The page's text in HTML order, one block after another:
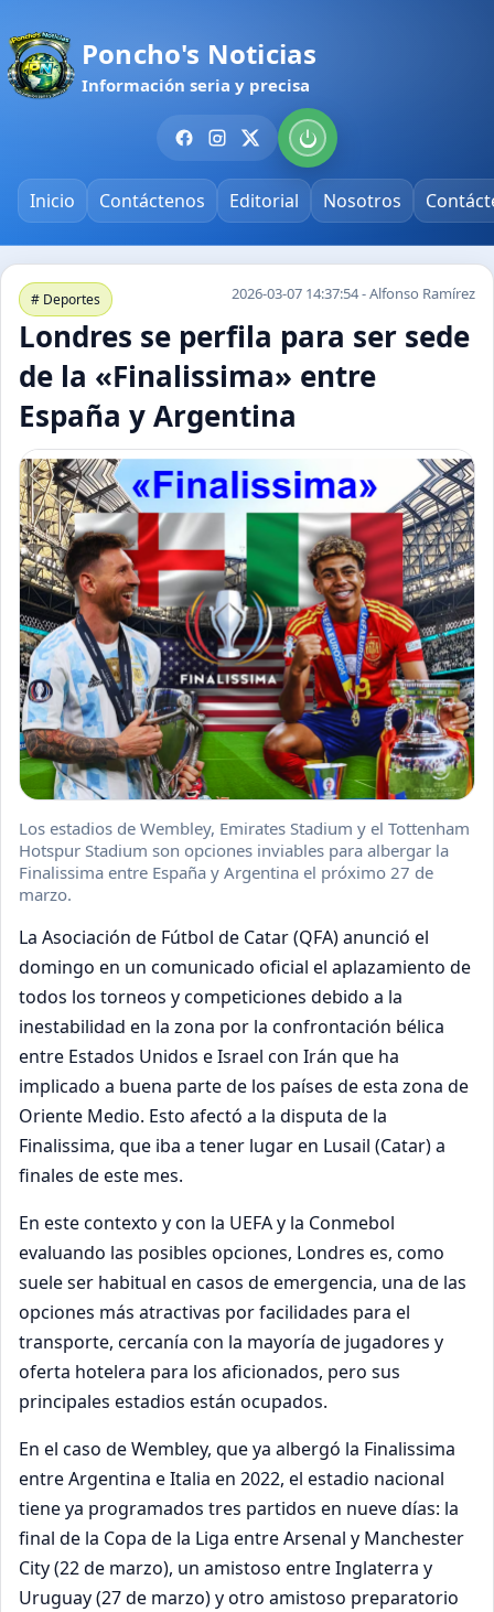
Poncho's Noticias
Información seria y precisa
Inicio Contáctenos Editorial Nosotros
# Deportes 2026-03-07 14:37:54 - Alfonso Ramírez
Londres se perfila para ser sede
de la «Finalissima» entre
España y Argentina
Los estadios de Wembley, Emirates Stadium y el Tottenham
Hotspur Stadium son opciones inviables para albergar la
Finalissima entre España y Argentina el próximo 27 de
marzo.
La Asociación de Fútbol de Catar (QFA) anunció el
domingo en un comunicado oficial el aplazamiento de
todos los torneos y competiciones debido a la
inestabilidad en la zona por la confrontación bélica
entre Estados Unidos e Israel con Irán que ha
implicado a buena parte de los países de esta zona de
Oriente Medio. Esto afectó a la disputa de la
Finalissima, que iba a tener lugar en Lusail (Catar) a
finales de este mes.
En este contexto y con la UEFA y la Conmebol
evaluando las posibles opciones, Londres es, como
suele ser habitual en casos de emergencia, una de las
opciones más atractivas por facilidades para el
transporte, cercanía con la mayoría de jugadores y
oferta hotelera para los aficionados, pero sus
principales estadios están ocupados.
En el caso de Wembley, que ya albergó la Finalissima
entre Argentina e Italia en 2022, el estadio nacional
tiene ya programados tres partidos en nueve días: la
final de la Copa de la Liga entre Arsenal y Manchester
City (22 de marzo), un amistoso entre Inglaterra y
Uruguay (27 de marzo) y otro amistoso preparatorio